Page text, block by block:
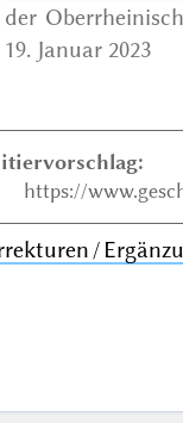
der
19. Januar 2023
https://
/